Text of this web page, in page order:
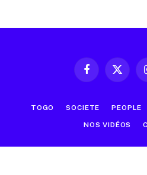
FacebookX
TOGO SOCIETE PEOPLE
NOS VIDÉOS